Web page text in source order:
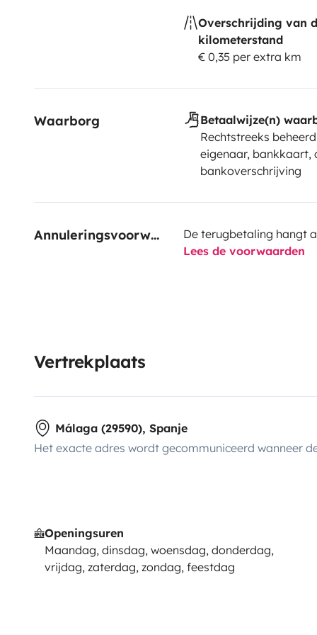
Overschrijding van
kilometerstand
€ 0,35 per extra km
Waarborg
Betaalwijze(n)
Rechtstreeks
eigenaar, bankkaart,
bankoverschrijving
Annuleringsvoorwaarden
De terugbetaling hangt
Lees de voorwaarden
Vertrekplaats
Málaga (29590), Spanje
Het exacte adres wordt gecommuniceerd wanneer
Openingsuren
Maandag, dinsdag, woensdag, donderdag,
vrijdag, zaterdag, zondag, feestdag